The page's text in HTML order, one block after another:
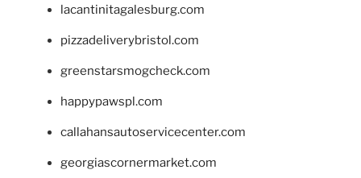
lacantinitagalesburg.com
pizzadeliverybristol.com
greenstarsmogcheck.com
happypawspl.com
callahansautoservicecenter.com
georgiascornermarket.com